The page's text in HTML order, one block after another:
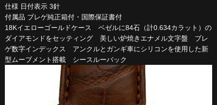
仕様 日付表示 3針
付属品 ブレゲ純正箱付・国際保証書付
18Kイエローゴールドケース ベゼルに84石（計0.634カラット）の
ダイアモンドをセッティング 美しい炉焼きエナメル文字盤 ブレ
ゲ数字インデックス アンクルとガンギ車にシリコンを使用した新
型ムーブメント搭載 シースルーバック